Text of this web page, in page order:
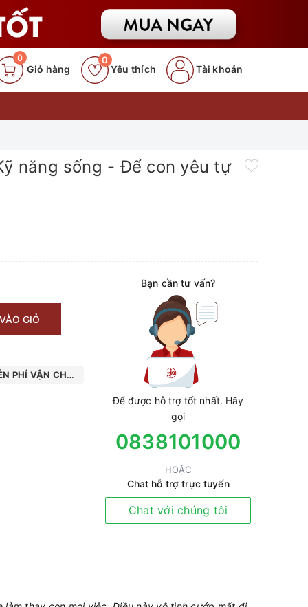
0
Giỏ hàng Yêu thích
0
Tài khoản
năng sống - Để con yêu tự
GIỎ
PHÍ VẬN CHUYỂN
Bạn cần tư vấn?
Để được hỗ trợ tốt nhất. Hãy
gọi
0838101000
HOẶC
Chat hỗ trợ trực tuyến
Chat với chúng tôi